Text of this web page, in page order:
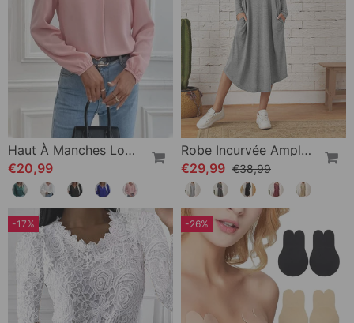
Haut À Manches Longues De Couleur Unie
€20,99
Robe Incurvée Ample À Manches Longues
€29,99 €38,99
-17% -26%